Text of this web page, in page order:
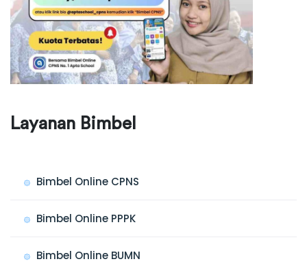
Layanan Bimbel
Bimbel Online CPNS
Bimbel Online PPPK
Bimbel Online BUMN